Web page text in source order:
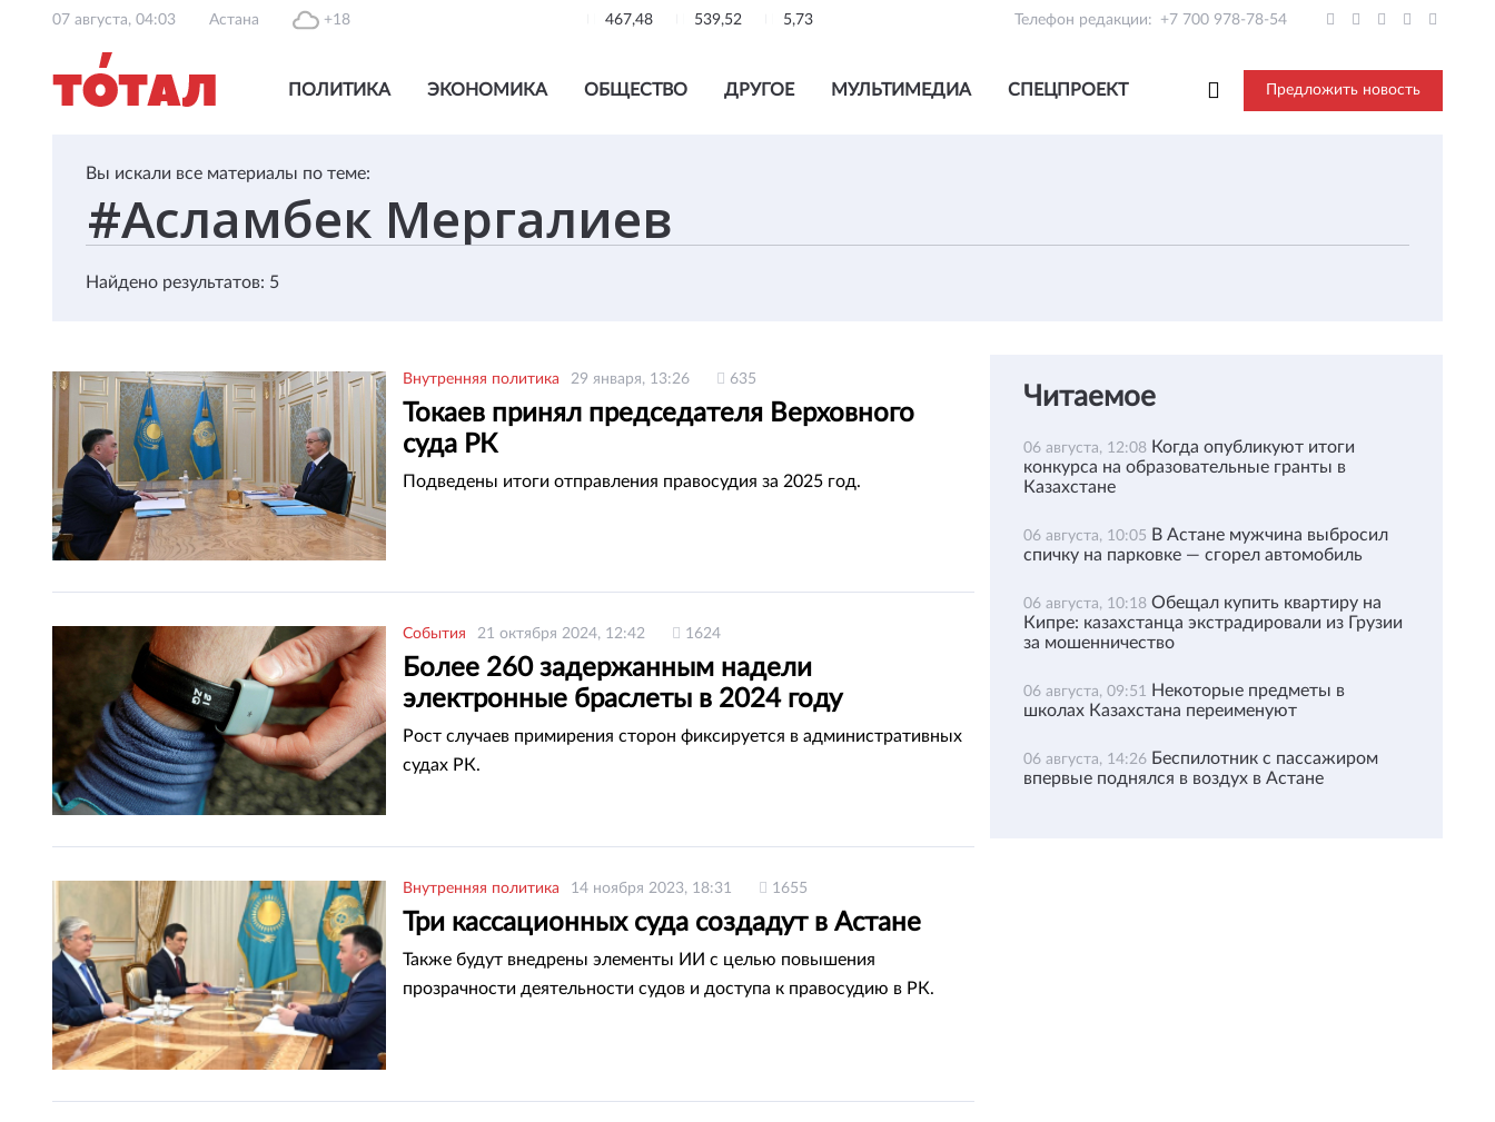
07 августа, 04:03 Астана +18 467,48 539,52 5,73 Телефон редакции: +7 700 978-78-54
ПОЛИТИКА ЭКОНОМИКА ОБЩЕСТВО ДРУГОЕ МУЛЬТИМЕДИА СПЕЦПРОЕКТ Предложить новость
Вы искали все материалы по теме:
Найдено результатов: 5
Внутренняя политика 29 января, 13:26 635
Токаев принял председателя Верховного
суда РК
Подведены итоги отправления правосудия за 2025 год.
События 21 октября 2024, 12:42 1624
Более 260 задержанным надели
электронные браслеты в 2024 году
Рост случаев примирения сторон фиксируется в административных
судах РК.
Внутренняя политика 14 ноября 2023, 18:31 1655
Три кассационных суда создадут в Астане
Также будут внедрены элементы ИИ с целью повышения
прозрачности деятельности судов и доступа к правосудию в РК.
Читаемое
06 августа, 12:08 Когда опубликуют итоги
конкурса на образовательные гранты в
Казахстане
06 августа, 10:05 В Астане мужчина выбросил
спичку на парковке — сгорел автомобиль
06 августа, 10:18 Обещал купить квартиру на
Кипре: казахстанца экстрадировали из Грузии
за мошенничество
06 августа, 09:51 Некоторые предметы в
школах Казахстана переименуют
06 августа, 14:26 Беспилотник с пассажиром
впервые поднялся в воздух в Астане